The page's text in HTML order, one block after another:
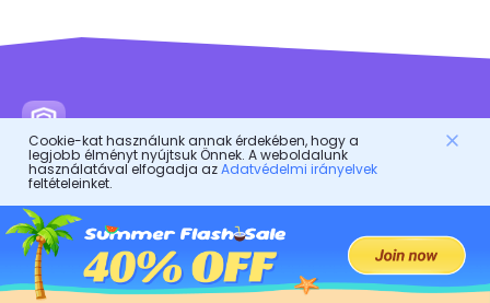
FlashGet Kids
Egy gondoskodó szülői ellenőrző alkalmazás mindenkinek!
Ez egy online asszisztens a szülőknek, hogy megvédjék
gyermekeiket.
Ez egy digitális testőr a gyermekek egészséges életéért.
Cookie-kat használunk annak érdekében, hogy a
legjobb élményt nyújtsuk Önnek. A weboldalunk
használatával elfogadja azAdatvédelmi irányelvek
feltételeinket.